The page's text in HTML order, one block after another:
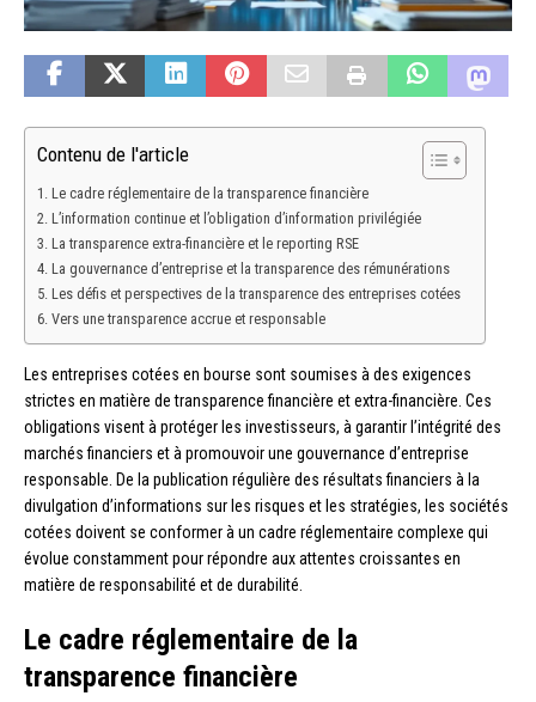
Contenu de l'article
Le cadre réglementaire de la transparence financière
L’information continue et l’obligation d’information privilégiée
La transparence extra-financière et le reporting RSE
La gouvernance d’entreprise et la transparence des rémunérations
Les défis et perspectives de la transparence des entreprises cotées
Vers une transparence accrue et responsable
Les entreprises cotées en bourse sont soumises à des exigences
strictes en matière de transparence financière et extra-financière. Ces
obligations visent à protéger les investisseurs, à garantir l’intégrité des
marchés financiers et à promouvoir une gouvernance d’entreprise
responsable. De la publication régulière des résultats financiers à la
divulgation d’informations sur les risques et les stratégies, les sociétés
cotées doivent se conformer à un cadre réglementaire complexe qui
évolue constamment pour répondre aux attentes croissantes en
matière de responsabilité et de durabilité.
Le cadre réglementaire de la
transparence financière